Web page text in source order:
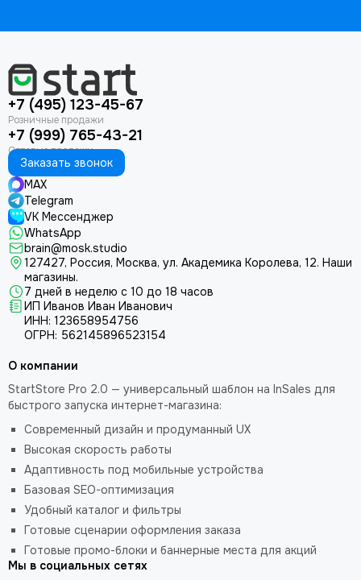
+7 (495) 123-45-67
+7 (999) 765-43-21
Заказать звонок
MAX
Telegram
VK Мессенджер
WhatsApp
brain@mosk.studio
127427, Россия, Москва, ул. Академика Королева, 12. Наши
магазины.
7 дней в неделю с 10 до 18 часов
ИП Иванов Иван Иванович
ИНН: 123658954756
ОГРН: 562145896523154
О компании
StartStore Pro 2.0 — универсальный шаблон на InSales для
быстрого запуска интернет-магазина:
Современный дизайн и продуманный UX
Высокая скорость работы
Адаптивность под мобильные устройства
Базовая SEO-оптимизация
Удобный каталог и фильтры
Готовые сценарии оформления заказа
Готовые промо-блоки и баннерные места для акций
Мы в социальных сетях